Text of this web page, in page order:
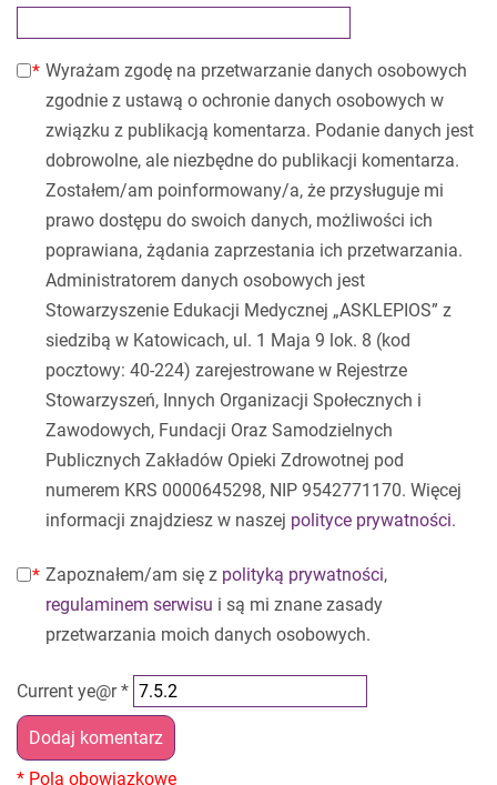
Wyrażam zgodę na przetwarzanie danych osobowych
zgodnie z ustawą o ochronie danych osobowych w
związku z publikacją komentarza. Podanie danych jest
dobrowolne, ale niezbędne do publikacji komentarza.
Zostałem/am poinformowany/a, że przysługuje mi
prawo dostępu do swoich danych, możliwości ich
poprawiana, żądania zaprzestania ich przetwarzania.
Administratorem danych osobowych jest
Stowarzyszenie Edukacji Medycznej „ASKLEPIOS” z
siedzibą w Katowicach, ul. 1 Maja 9 lok. 8 (kod
pocztowy: 40-224) zarejestrowane w Rejestrze
Stowarzyszeń, Innych Organizacji Społecznych i
Zawodowych, Fundacji Oraz Samodzielnych
Publicznych Zakładów Opieki Zdrowotnej pod
numerem KRS 0000645298, NIP 9542771170. Więcej
informacji znajdziesz w naszej polityce prywatności.
Zapoznałem/am się z polityką prywatności,
regulaminem serwisu i są mi znane zasady
przetwarzania moich danych osobowych.
Current ye@r*